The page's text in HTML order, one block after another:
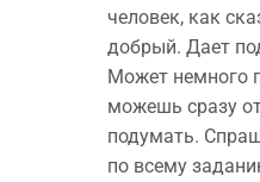
человек, как
добрый. Дает
Может немного
можешь сразу
подумать.
по всему